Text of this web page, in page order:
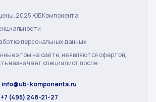
2025 ЮБ Компонента
персональных данных
этом на сайте, не являются офертой,
назначает специалист после
info@ub-komponenta.ru
+7 (495) 248-21-27